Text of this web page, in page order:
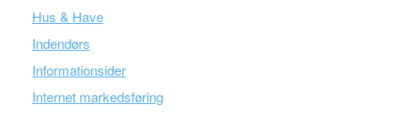
Hus & Have
Indendørs
Informationsider
Internet markedsføring